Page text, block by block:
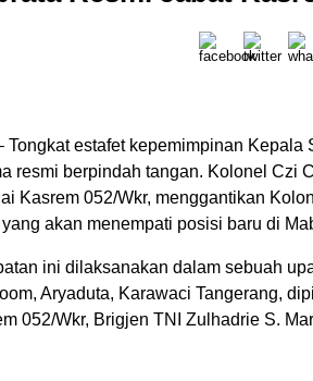
Tongkat estafet kepemimpinan Kepala
resmi berpindah tangan. Kolonel Czi
Kasrem 052/Wkr, menggantikan
akan menempati posisi baru di
ini dilaksanakan dalam sebuah
Aryaduta, Karawaci Tangerang,
052/Wkr, Brigjen TNI Zulhadrie S.